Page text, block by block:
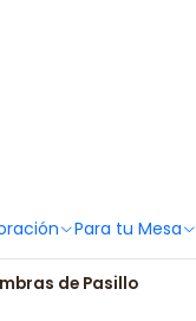
Para tu Mesa
de Pasillo